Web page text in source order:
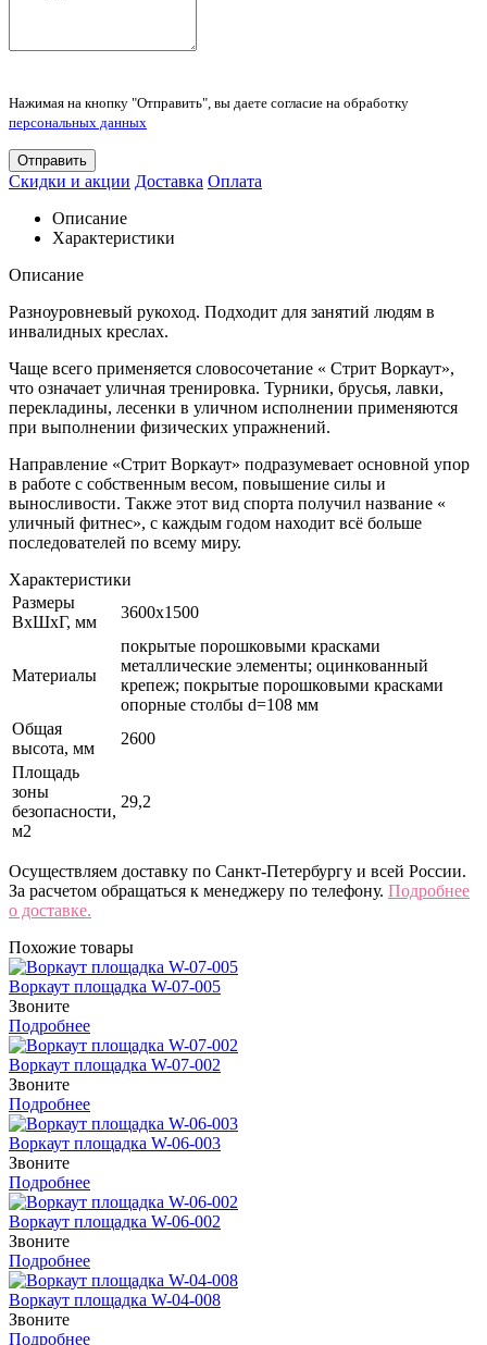
Нажимая на кнопку "Отправить", вы даете согласие на обработку
персональных данных
Отправить
Скидки и акции Доставка Оплата
Описание
Характеристики
Описание
Разноуровневый рукоход. Подходит для занятий людям в
инвалидных креслах.
Чаще всего применяется словосочетание « Стрит Воркаут»,
что означает уличная тренировка. Турники, брусья, лавки,
перекладины, лесенки в уличном исполнении применяются
при выполнении физических упражнений.
Направление «Стрит Воркаут» подразумевает основной упор
в работе с собственным весом, повышение силы и
выносливости. Также этот вид спорта получил название «
уличный фитнес», с каждым годом находит всё больше
последователей по всему миру.
Характеристики
Размеры
ВхШхГ, мм
3600х1500
Материалы
покрытые порошковыми красками
металлические элементы; оцинкованный
крепеж; покрытые порошковыми красками
опорные столбы d=108 мм
Общая
высота, мм
2600
Площадь
зоны
безопасности,
м2
29,2
Осуществляем доставку по Санкт-Петербургу и всей России.
За расчетом обращаться к менеджеру по телефону. Подробнее
о доставке.
Похожие товары
Воркаут площадка W-07-005
Звоните
Подробнее
Воркаут площадка W-07-002
Звоните
Подробнее
Воркаут площадка W-06-003
Звоните
Подробнее
Воркаут площадка W-06-002
Звоните
Подробнее
Воркаут площадка W-04-008
Звоните
Подробнее